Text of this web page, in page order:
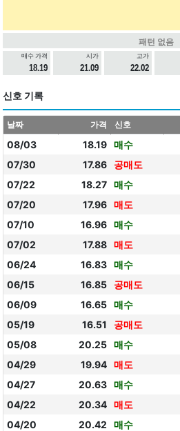
패턴 없음
매수 가격
18.19
시가
21.09
고가
22.02
신호 기록
날짜 가격 신호
08/03 18.19 매수
07/30
17.86 공매도
07/22
18.27 매수
07/20
17.96 매도
07/10
16.96 매수
07/02
17.88 매도
06/24
16.83 매수
06/15
16.85 공매도
06/09
16.65 매수
05/19
16.51 공매도
05/08
20.25 매수
04/29
19.94 매도
04/27
20.63 매수
04/22
20.34 매도
04/20
20.42 매수